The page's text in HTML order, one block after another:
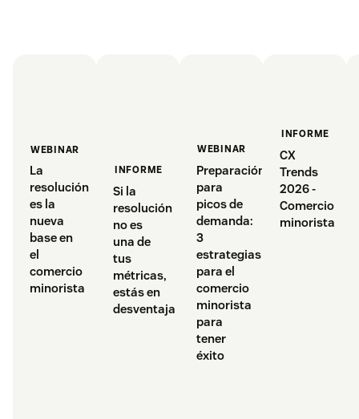
WEBINAR
La
resolución
es la
nueva
base en
el
comercio
minorista
INFORME
Si la
resolución
no es
una de
tus
métricas,
estás en
desventaja
WEBINAR
Preparación
para
picos de
demanda:
3
estrategias
para el
comercio
minorista
para
tener
éxito
INFORME
CX
Trends
2026 -
Comercio
minorista